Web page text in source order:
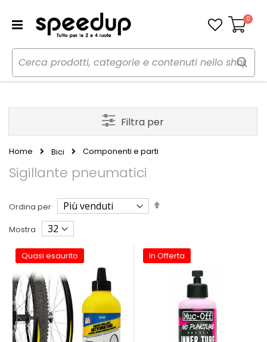
Carrello
0
Home Bici Componenti e parti
Sigillante pneumatici
Ordina per
Imposta
Mostra
Quasi esaurito In Offerta
Filtra per